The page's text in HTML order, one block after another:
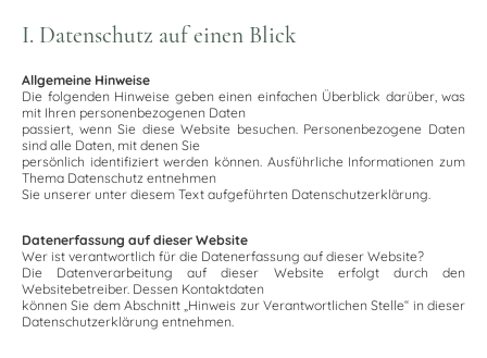
I. Datenschutz auf einen Blick
Allgemeine Hinweise
Die folgenden Hinweise geben einen einfachen Überblick darüber, was
mit Ihren personenbezogenen Daten
passiert, wenn Sie diese Website besuchen. Personenbezogene Daten
sind alle Daten, mit denen Sie
persönlich identifiziert werden können. Ausführliche Informationen zum
Thema Datenschutz entnehmen
Sie unserer unter diesem Text aufgeführten Datenschutzerklärung.
Datenerfassung auf dieser Website
Wer ist verantwortlich für die Datenerfassung auf dieser Website?
Die Datenverarbeitung auf dieser Website erfolgt durch den
Websitebetreiber. Dessen Kontaktdaten
können Sie dem Abschnitt „Hinweis zur Verantwortlichen Stelle“ in dieser
Datenschutzerklärung entnehmen.